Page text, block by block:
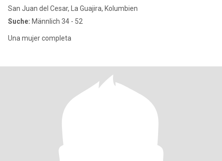
San Juan del Cesar, La Guajira, Kolumbien
Suche: Männlich 34 - 52
Una mujer completa